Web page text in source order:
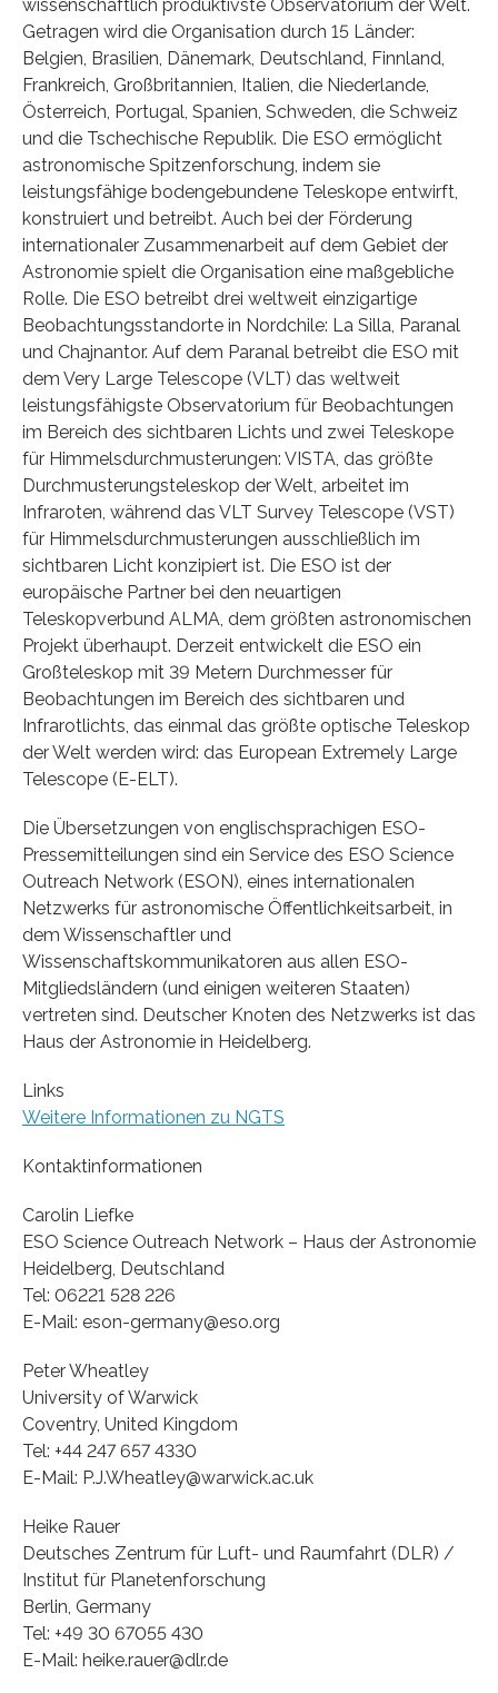
wissenschaftlich produktivste Observatorium der Welt.
Getragen wird die Organisation durch 15 Länder:
Belgien, Brasilien, Dänemark, Deutschland, Finnland,
Frankreich, Großbritannien, Italien, die Niederlande,
Österreich, Portugal, Spanien, Schweden, die Schweiz
und die Tschechische Republik. Die ESO ermöglicht
astronomische Spitzenforschung, indem sie
leistungsfähige bodengebundene Teleskope entwirft,
konstruiert und betreibt. Auch bei der Förderung
internationaler Zusammenarbeit auf dem Gebiet der
Astronomie spielt die Organisation eine maßgebliche
Rolle. Die ESO betreibt drei weltweit einzigartige
Beobachtungsstandorte in Nordchile: La Silla, Paranal
und Chajnantor. Auf dem Paranal betreibt die ESO mit
dem Very Large Telescope (VLT) das weltweit
leistungsfähigste Observatorium für Beobachtungen
im Bereich des sichtbaren Lichts und zwei Teleskope
für Himmelsdurchmusterungen: VISTA, das größte
Durchmusterungsteleskop der Welt, arbeitet im
Infraroten, während das VLT Survey Telescope (VST)
für Himmelsdurchmusterungen ausschließlich im
sichtbaren Licht konzipiert ist. Die ESO ist der
europäische Partner bei den neuartigen
Teleskopverbund ALMA, dem größten astronomischen
Projekt überhaupt. Derzeit entwickelt die ESO ein
Großteleskop mit 39 Metern Durchmesser für
Beobachtungen im Bereich des sichtbaren und
Infrarotlichts, das einmal das größte optische Teleskop
der Welt werden wird: das European Extremely Large
Telescope (E-ELT).
Die Übersetzungen von englischsprachigen ESO-
Pressemitteilungen sind ein Service des ESO Science
Outreach Network (ESON), eines internationalen
Netzwerks für astronomische Öffentlichkeitsarbeit, in
dem Wissenschaftler und
Wissenschaftskommunikatoren aus allen ESO-
Mitgliedsländern (und einigen weiteren Staaten)
vertreten sind. Deutscher Knoten des Netzwerks ist das
Haus der Astronomie in Heidelberg.
Links
Weitere Informationen zu NGTS
Kontaktinformationen
Carolin Liefke
ESO Science Outreach Network – Haus der Astronomie
Heidelberg, Deutschland
Tel: 06221 528 226
E-Mail: eson-germany@eso.org
Peter Wheatley
University of Warwick
Coventry, United Kingdom
Tel: +44 247 657 4330
E-Mail: P.J.Wheatley@warwick.ac.uk
Heike Rauer
Deutsches Zentrum für Luft- und Raumfahrt (DLR) /
Institut für Planetenforschung
Berlin, Germany
Tel: +49 30 67055 430
E-Mail: heike.rauer@dlr.de